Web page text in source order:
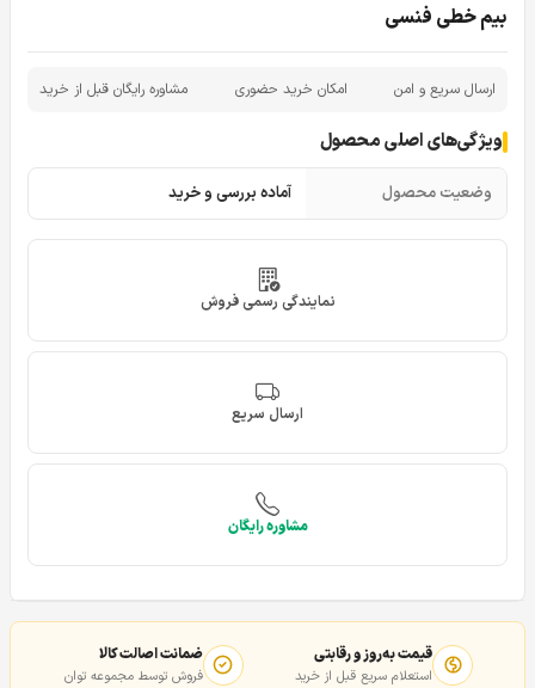
بیم خطی فنسی
ارسال سریع و امن امکان خرید حضوری مشاوره رایگان قبل از خرید
ویژگی‌های اصلی محصول
وضعیت محصول آماده بررسی و خرید
نمایندگی رسمی فروش
ارسال سریع
مشاوره رایگان
قیمت به‌روز و رقابتی
استعلام سریع قبل از خرید
ضمانت اصالت کالا
فروش توسط مجموعه توان